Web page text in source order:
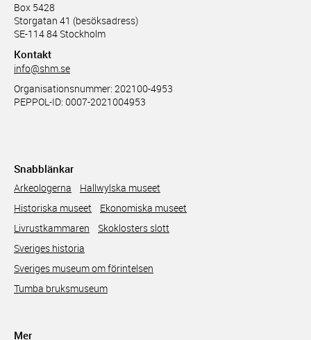
Box 5428
Storgatan 41 (besöksadress)
SE-114 84 Stockholm
Kontakt
info@shm.se
Organisationsnummer: 202100-4953
PEPPOL-ID: 0007-2021004953
Snabblänkar
Arkeologerna
Hallwylska museet
Historiska museet
Ekonomiska museet
Livrustkammaren
Skoklosters slott
Sveriges historia
Sveriges museum om förintelsen
Tumba bruksmuseum
Mer